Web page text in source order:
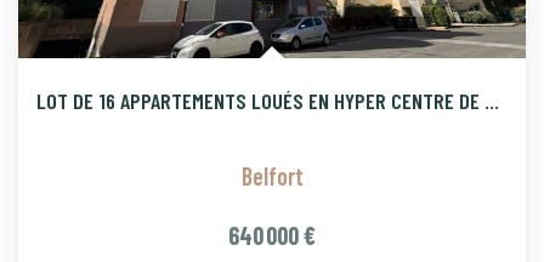
LOT DE 16 APPARTEMENTS LOUÉS EN HYPER CENTRE DE BELFORT , DP
Belfort
640 000 €